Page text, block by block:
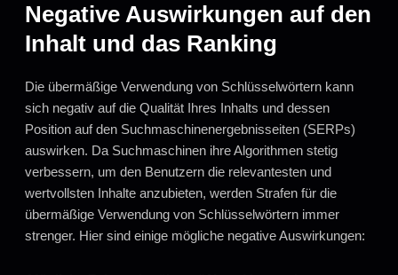
Negative Auswirkungen auf den
Inhalt und das Ranking
Die übermäßige Verwendung von Schlüsselwörtern kann
sich negativ auf die Qualität Ihres Inhalts und dessen
Position auf den Suchmaschinenergebnisseiten (SERPs)
auswirken. Da Suchmaschinen ihre Algorithmen stetig
verbessern, um den Benutzern die relevantesten und
wertvollsten Inhalte anzubieten, werden Strafen für die
übermäßige Verwendung von Schlüsselwörtern immer
strenger. Hier sind einige mögliche negative Auswirkungen: